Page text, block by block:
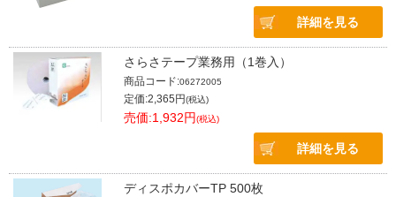
詳細を見る
さらさテープ業務用（1巻入）
商品コード:06272005
定価:2,365円(税込)
売価:1,932円(税込)
詳細を見る
ディスポカバーTP 500枚